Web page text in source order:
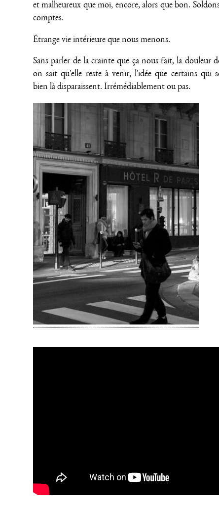
et malheureux que moi, encore, alors que bon.
comptes.
Étrange vie intérieure que nous menons.
Sans parler de la crainte que ça nous fait, la douleur
on sait qu'elle reste à venir, l'idée que certains qui
bien là disparaissent. Irrémédiablement ou pas.